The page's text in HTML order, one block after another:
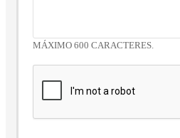
MÁXIMO 600 CARACTERES.